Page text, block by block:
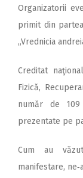
Organizatorii
primit din
„Vrednicia
Creditat
Fizică,
număr de
prezentate pe
Cum au
manifestare,